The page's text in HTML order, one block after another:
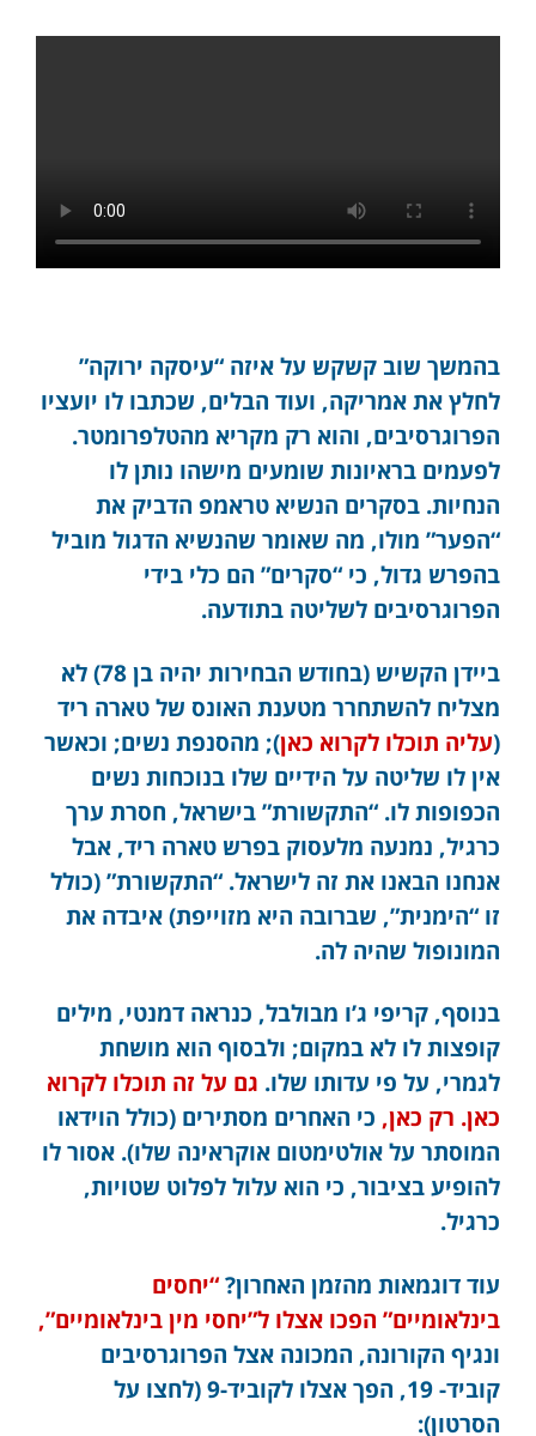
בהמשך שוב קשקש על איזה “עיסקה ירוקה”
לחלץ את אמריקה, ועוד הבלים, שכתבו לו יועציו
הפרוגרסיבים, והוא רק מקריא מהטלפרומטר.
לפעמים בראיונות שומעים מישהו נותן לו
הנחיות. בסקרים הנשיא טראמפ הדביק את
“הפער” מולו, מה שאומר שהנשיא הדגול מוביל
בהפרש גדול, כי “סקרים” הם כלי בידי
הפרוגרסיבים לשליטה בתודעה.
ביידן הקשיש (בחודש הבחירות יהיה בן 78) לא
מצליח להשתחרר מטענת האונס של טארה ריד
(עליה תוכלו לקרוא כאן); מהסנפת נשים; וכאשר
אין לו שליטה על הידיים שלו בנוכחות נשים
הכפופות לו. “התקשורת” בישראל, חסרת ערך
כרגיל, נמנעה מלעסוק בפרש טארה ריד, אבל
אנחנו הבאנו את זה לישראל. “התקשורת” (כולל
זו “הימנית”, שברובה היא מזוייפת) איבדה את
המונופול שהיה לה.
בנוסף, קריפי ג’ו מבולבל, כנראה דמנטי, מילים
קופצות לו לא במקום; ולבסוף הוא מושחת
לגמרי, על פי עדותו שלו. גם על זה תוכלו לקרוא
כאן. רק כאן, כי האחרים מסתירים (כולל הוידאו
המוסתר על אולטימטום אוקראינה שלו). אסור לו
להופיע בציבור, כי הוא עלול לפלוט שטויות,
כרגיל.
עוד דוגמאות מהזמן האחרון?“יחסים
בינלאומיים” הפכו אצלו ל”יחסי מין בינלאומיים”,
ונגיף הקורונה, המכונה אצל הפרוגרסיבים
קוביד- 19, הפך אצלו לקוביד-9 (לחצו על
הסרטון):